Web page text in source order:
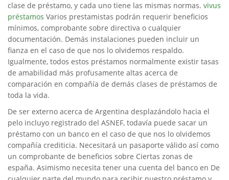
clase de préstamo, y cada uno tiene las mismas normas. vivus
préstamos Varios prestamistas podrán requerir beneficios
mínimos, comprobante sobre directiva o cualquier
documentación. Demás instalaciones pueden incluir un
fianza en el caso de que nos lo olvidemos respaldo.
Igualmente, todos estos préstamos normalmente existir tasas
de amabilidad más profusamente altas acerca de
comparación en compañía de demás clases de préstamos de
toda la vida.
De ser externo acerca de Argentina desplazándolo hacia el
pelo incluyo registrado del ASNEF, todavía puede sacar un
préstamo con un banco en el caso de que nos lo olvidemos
compañía crediticia. Necesitará un pasaporte válido así­ como
un comprobante de beneficios sobre Ciertas zonas de
españa. Asimismo necesita tener una cuenta del banco en De